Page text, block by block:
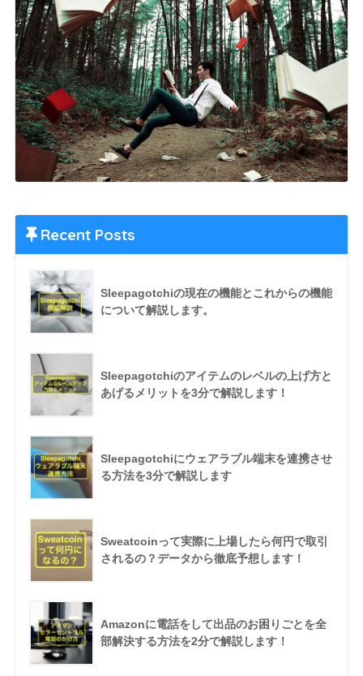
Recent Posts
Sleepagotchiの現在の機能とこれからの機能
について解説します。
Sleepagotchiのアイテムのレベルの上げ方と
あげるメリットを3分で解説します！
Sleepagotchiにウェアラブル端末を連携させ
る方法を3分で解説します
Sweatcoinって実際に上場したら何円で取引
されるの？データから徹底予想します！
Amazonに電話をして出品のお困りごとを全
部解決する方法を2分で解説します！